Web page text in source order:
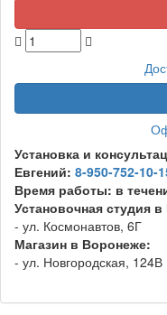
Установка и
Евгений: 8-950-752-10-
Время работы: в
Установочная студия
- ул. Космонавтов, 6Г
Магазин в Воронеже:
- ул. Новгородская, 124В